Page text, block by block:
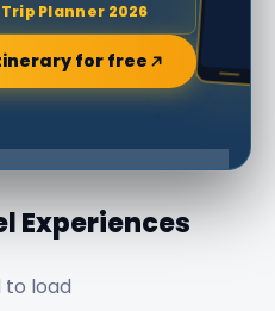
Planner 2026
for free
Experiences
to load